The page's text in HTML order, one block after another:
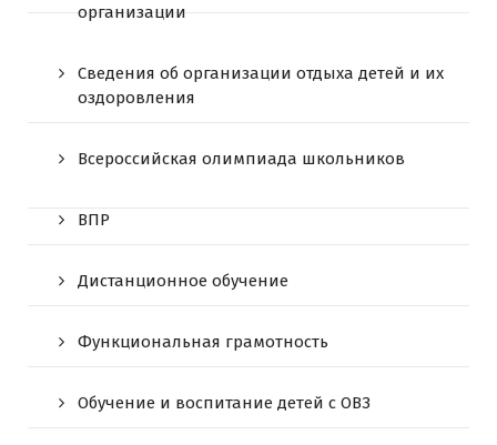
организации
Сведения об организации отдыха детей и их
оздоровления
Всероссийская олимпиада школьников
ВПР
Дистанционное обучение
Функциональная грамотность
Обучение и воспитание детей с ОВЗ